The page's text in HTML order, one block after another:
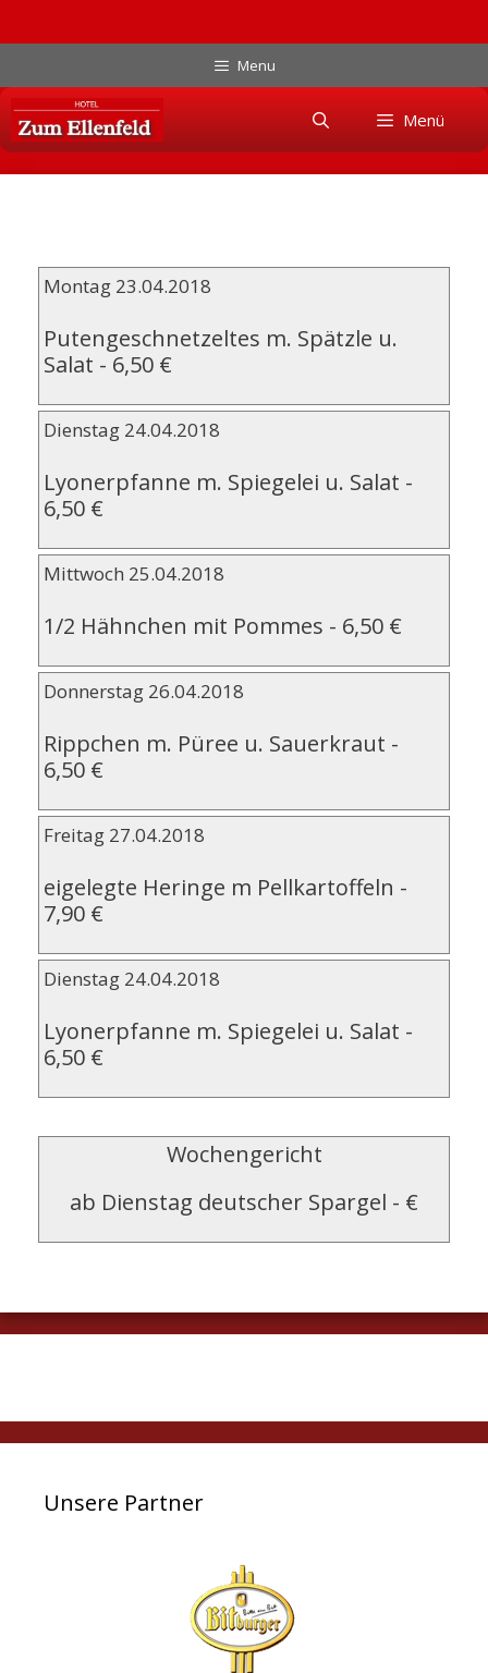
Inhalt
springen
Menu
Skip
content
Menü
Montag 23.04.2018
Putengeschnetzeltes m. Spätzle u.
Salat - 6,50 €
Dienstag 24.04.2018
Lyonerpfanne m. Spiegelei u. Salat -
6,50 €
Mittwoch 25.04.2018
1/2 Hähnchen mit Pommes - 6,50 €
Donnerstag 26.04.2018
Rippchen m. Püree u. Sauerkraut -
6,50 €
Freitag 27.04.2018
eigelegte Heringe m Pellkartoffeln -
7,90 €
Dienstag 24.04.2018
Lyonerpfanne m. Spiegelei u. Salat -
6,50 €
Wochengericht
ab Dienstag deutscher Spargel - €
Unsere Partner